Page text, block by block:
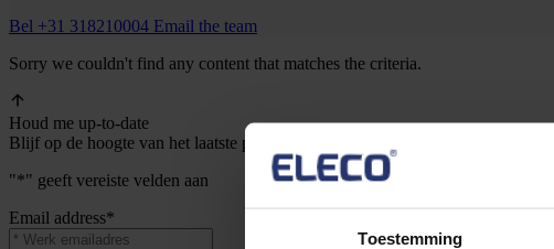
Toestemming
Bel +31 318210004 Email the team
Sorry we couldn't find any content that matches the criteria.
Houd me up-to-date
Blijf op de hoogte van het laatste productnieuws
"*" geeft vereiste velden aan
Email address*